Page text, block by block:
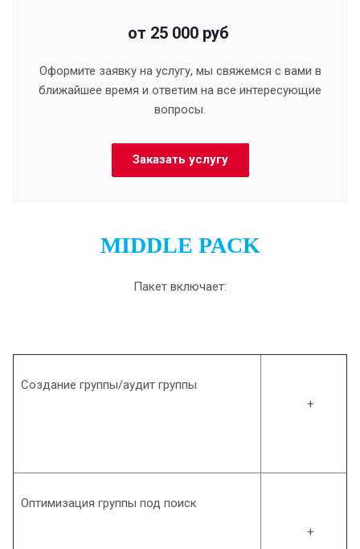
от 25 000 руб
Оформите заявку на услугу, мы свяжемся с вами в
ближайшее время и ответим на все интересующие
вопросы.
Заказать услугу
MIDDLE PACK
Пакет включает:
Создание группы/аудит группы
+
Оптимизация группы под поиск
+